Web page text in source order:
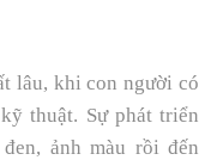
lâu, khi con người có
thuật. Sự phát triển
ảnh màu rồi đến